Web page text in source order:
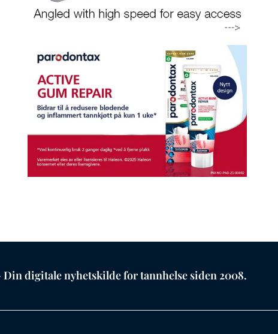
Din digitale nyhetskilde for tannhelse siden 2008.